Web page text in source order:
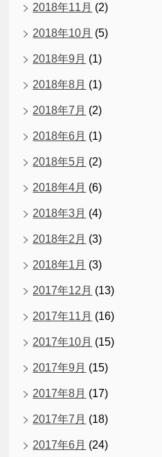
2018年11月 (2)
2018年10月 (5)
2018年9月 (1)
2018年8月 (1)
2018年7月 (2)
2018年6月 (1)
2018年5月 (2)
2018年4月 (6)
2018年3月 (4)
2018年2月 (3)
2018年1月 (3)
2017年12月 (13)
2017年11月 (16)
2017年10月 (15)
2017年9月 (15)
2017年8月 (17)
2017年7月 (18)
2017年6月 (24)